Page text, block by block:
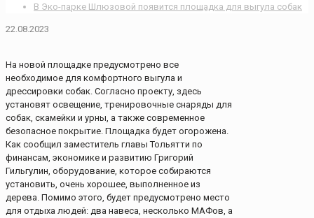
В Эко-парке Шлюзовой появится площадка для выгула собак
22.08.2023
На новой площадке предусмотрено все
необходимое для комфортного выгула и
дрессировки собак. Согласно проекту, здесь
установят освещение, тренировочные снаряды для
собак, скамейки и урны, а также современное
безопасное покрытие. Площадка будет огорожена.
Как сообщил заместитель главы Тольятти по
финансам, экономике и развитию Григорий
Гильгулин, оборудование, которое собираются
установить, очень хорошее, выполненное из
дерева. Помимо этого, будет предусмотрено место
для отдыха людей: два навеса, несколько МАФов, а